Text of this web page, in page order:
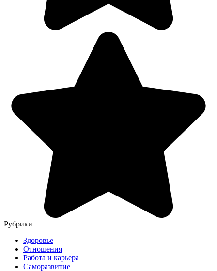
Рубрики
Здоровье
Отношения
Работа и карьера
Саморазвитие